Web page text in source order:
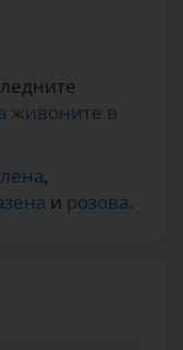
живоните в
,
и розова.